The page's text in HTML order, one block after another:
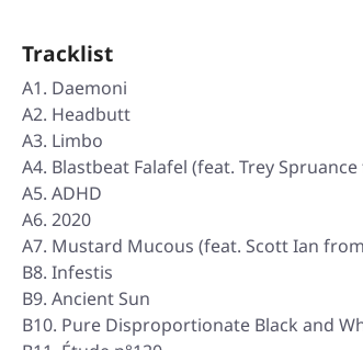
Tracklist
A1. Daemoni
A2. Headbutt
A3. Limbo
A4. Blastbeat Falafel (feat. Trey
A5. ADHD
A6. 2020
A7. Mustard Mucous (feat. Scott Ian
B8. Infestis
B9. Ancient Sun
B10. Pure Disproportionate Black and